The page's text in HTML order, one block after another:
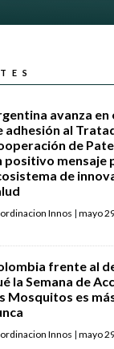
avanza en
adhesión al
de
positivo mensaje
de
Innos | mayo
frente al
la Semana de
Mosquitos es
Innos | mayo